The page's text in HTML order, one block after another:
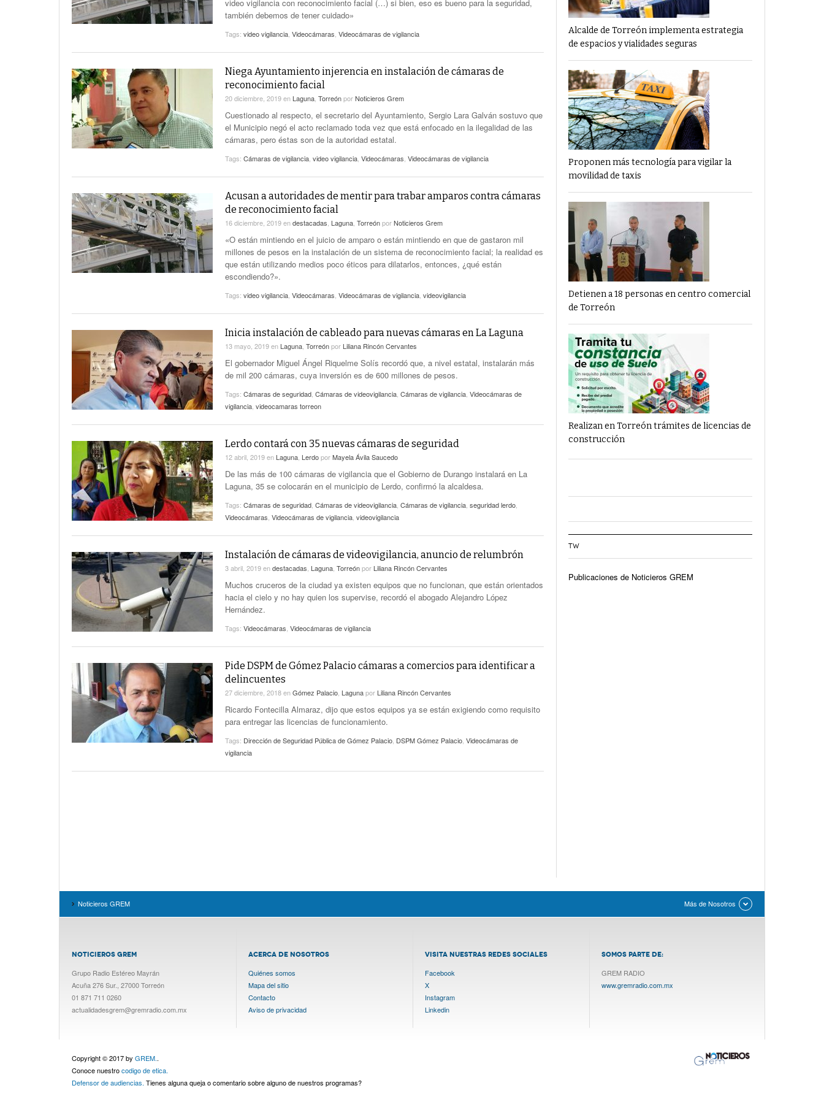
video vigilancia con reconocimiento facial (…) si bien, eso es bueno para la seguridad,
también debemos de tener cuidado»
Tags: video vigilancia Videocámaras Videocámaras de vigilancia
Niega Ayuntamiento injerencia en instalación de cámaras de
reconocimiento facial
20 diciembre, 2019en Laguna TorreónporNoticieros Grem
Cuestionado al respecto, el secretario del Ayuntamiento, Sergio Lara Galván sostuvo que
el Municipio negó el acto reclamado toda vez que está enfocado en la ilegalidad de las
cámaras, pero éstas son de la autoridad estatal.
Tags: Cámaras de vigilancia video vigilancia Videocámaras Videocámaras de vigilancia
Acusan a autoridades de mentir para trabar amparos contra cámaras
de reconocimiento facial
16 diciembre, 2019endestacadas Laguna TorreónporNoticieros Grem
«O están mintiendo en el juicio de amparo o están mintiendo en que de gastaron mil
millones de pesos en la instalación de un sistema de reconocimiento facial; la realidad es
que están utilizando medios poco éticos para dilatarlos, entonces, ¿qué están
escondiendo?».
Tags: video vigilancia Videocámaras Videocámaras de vigilancia videovigilancia
Inicia instalación de cableado para nuevas cámaras en La Laguna
13 mayo, 2019en Laguna Torreónpor Liliana Rincón Cervantes
El gobernador Miguel Ángel Riquelme Solís recordó que, a nivel estatal, instalarán más
de mil 200 cámaras, cuya inversión es de 600 millones de pesos.
Tags: Cámaras de seguridad Cámaras de videovigilancia Cámaras de vigilancia Videocámaras de
vigilancia videocamaras torreon
Lerdo contará con 35 nuevas cámaras de seguridad
12 abril, 2019en Laguna LerdoporMayela Ávila Saucedo
De las más de 100 cámaras de vigilancia que el Gobierno de Durango instalará en La
Laguna, 35 se colocarán en el municipio de Lerdo, confirmó la alcaldesa.
Tags: Cámaras de seguridad Cámaras de videovigilancia Cámaras de vigilancia seguridad lerdo
Videocámaras Videocámaras de vigilancia videovigilancia
Instalación de cámaras de videovigilancia, anuncio de relumbrón
3 abril, 2019endestacadas Laguna Torreónpor Liliana Rincón Cervantes
Muchos cruceros de la ciudad ya existen equipos que no funcionan, que están orientados
hacia el cielo y no hay quien los supervise, recordó el abogado Alejandro López
Hernández.
Tags: Videocámaras Videocámaras de vigilancia
Pide DSPM de Gómez Palacio cámaras a comercios para identificar a
delincuentes
27 diciembre, 2018enGómez Palacio Lagunapor Liliana Rincón Cervantes
Ricardo Fontecilla Almaraz, dijo que estos equipos ya se están exigiendo como requisito
para entregar las licencias de funcionamiento.
Tags: Dirección de Seguridad Pública de Gómez Palacio DSPM Gómez Palacio Videocámaras de
vigilancia
Alcalde de Torreón implementa estrategia
de espacios y vialidades seguras
Proponen más tecnología para vigilar la
movilidad de taxis
Detienen a 18 personas en centro comercial
de Torreón
Realizan en Torreón trámites de licencias de
construcción
TW
Publicaciones de Noticieros GREM
Noticieros GREM Más de Nosotros
NOTICIEROS GREM
Grupo Radio Estéreo Mayrán
Acuña 276 Sur., 27000 Torreón
01 871 711 0260
actualidadesgrem@gremradio.com.mx
ACERCA DE NOSOTROS
Quiénes somos
Mapa del sitio
Contacto
Aviso de privacidad
VISITA NUESTRAS REDES SOCIALES
Facebook
X
Instagram
Linkedin
SOMOS PARTE DE:
GREM RADIO
www.gremradio.com.mx
Copyright © 2017 by GREM..
Conoce nuestrocodigo de etica.
Defensor de audiencias. Tienes alguna queja o comentario sobre alguno de nuestros programas?